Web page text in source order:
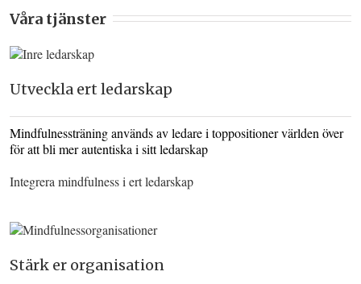
Våra tjänster
Utveckla ert ledarskap
Mindfulnessträning används av ledare i toppositioner världen över
för att bli mer autentiska i sitt ledarskap
Integrera mindfulness i ert ledarskap
Stärk er organisation